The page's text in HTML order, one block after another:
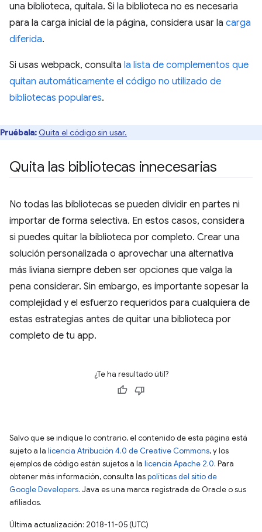
una biblioteca, quítala. Si la biblioteca no es necesaria
para la carga inicial de la página, considera usar la carga
diferida.
Si usas webpack, consulta la lista de complementos que
quitan automáticamente el código no utilizado de
bibliotecas populares.
Pruébala:Quita el código sin usar.
Quita las bibliotecas innecesarias
No todas las bibliotecas se pueden dividir en partes ni
importar de forma selectiva. En estos casos, considera
si puedes quitar la biblioteca por completo. Crear una
solución personalizada o aprovechar una alternativa
más liviana siempre deben ser opciones que valga la
pena considerar. Sin embargo, es importante sopesar la
complejidad y el esfuerzo requeridos para cualquiera de
estas estrategias antes de quitar una biblioteca por
completo de tu app.
¿Te ha resultado útil?
Salvo que se indique lo contrario, el contenido de esta página está
sujeto a la licencia Atribución 4.0 de Creative Commons, y los
ejemplos de código están sujetos a la licencia Apache 2.0. Para
obtener más información, consulta laspolíticas del sitio de
Google Developers. Java es una marca registrada de Oracle o sus
afiliados.
Última actualización: 2018-11-05 (UTC)